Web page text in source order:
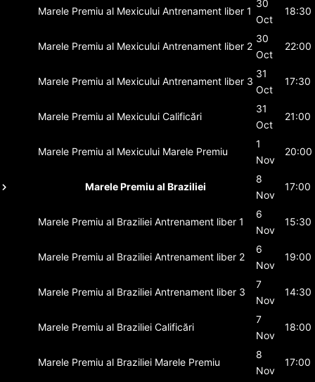
Marele Premiu al Mexicului Antrenament liber 1
30
Oct
18:30
Marele Premiu al Mexicului Antrenament liber 2
30
Oct
22:00
Marele Premiu al Mexicului Antrenament liber 3
31
Oct
17:30
Marele Premiu al Mexicului Calificări
31
Oct
21:00
Marele Premiu al Mexicului Marele Premiu
1
Nov
20:00
Marele Premiu al Braziliei
8
Nov
17:00
Marele Premiu al Braziliei Antrenament liber 1
6
Nov
15:30
Marele Premiu al Braziliei Antrenament liber 2
6
Nov
19:00
Marele Premiu al Braziliei Antrenament liber 3
7
Nov
14:30
Marele Premiu al Braziliei Calificări
7
Nov
18:00
Marele Premiu al Braziliei Marele Premiu
8
Nov
17:00